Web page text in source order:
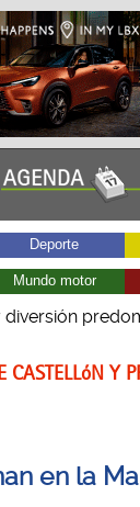
Deporte
Mundo motor
CASTELLóN Y
en la